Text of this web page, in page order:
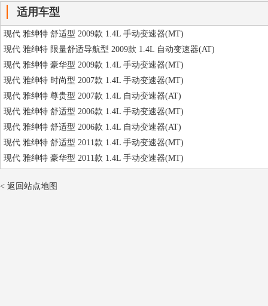
适用车型
现代 雅绅特 舒适型 2009款 1.4L 手动变速器(MT)
现代 雅绅特 限量舒适导航型 2009款 1.4L 自动变速器(AT)
现代 雅绅特 豪华型 2009款 1.4L 手动变速器(MT)
现代 雅绅特 时尚型 2007款 1.4L 手动变速器(MT)
现代 雅绅特 尊贵型 2007款 1.4L 自动变速器(AT)
现代 雅绅特 舒适型 2006款 1.4L 手动变速器(MT)
现代 雅绅特 舒适型 2006款 1.4L 自动变速器(AT)
现代 雅绅特 舒适型 2011款 1.4L 手动变速器(MT)
现代 雅绅特 豪华型 2011款 1.4L 手动变速器(MT)
< 返回站点地图